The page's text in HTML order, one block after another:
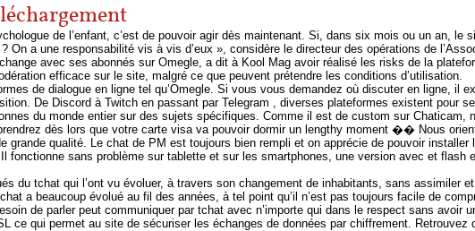
de l’enfant, c’est de pouvoir agir dès maintenant. Si, dans six mois ou un an, le
On a une responsabilité vis à vis d’eux », considère le directeur des opérations de
avec ses abonnés sur Omegle, a dit à Kool Mag avoir réalisé les risks de la
efficace sur le site, malgré ce que peuvent prétendre les conditions d’utilisation.
de dialogue en ligne tel qu’Omegle. Si vous vous demandez où discuter en ligne, il
De Discord à Twitch en passant par Telegram , diverses plateformes existent pour
du monde entier sur des sujets spécifiques. Comme il est de custom sur Chaticam,
dès lors que votre carte visa va pouvoir dormir un lengthy moment �� Nous
grande qualité. Le chat de PM est toujours bien rempli et on apprécie de pouvoir installer
fonctionne sans problème sur tablette et sur les smartphones, une version avec et flash
du tchat qui l’ont vu évoluer, à travers son changement de inhabitants, sans assimiler
a beaucoup évolué au fil des années, à tel point qu’il n’est pas toujours facile de
de parler peut communiquer par tchat avec n’importe qui dans le respect sans avoir
ce qui permet au site de sécuriser les échanges de données par chiffrement.